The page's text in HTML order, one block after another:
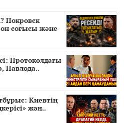
Покровск
соғысы және
Протоколдағы
Павлода..
Киевтің
жән..